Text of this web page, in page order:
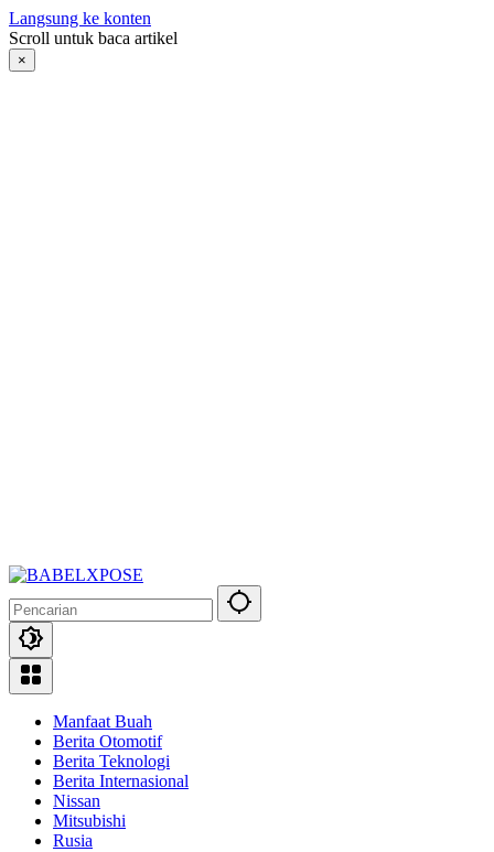
Langsung ke konten
Scroll untuk baca artikel
×
Manfaat Buah
Berita Otomotif
Berita Teknologi
Berita Internasional
Nissan
Mitsubishi
Rusia